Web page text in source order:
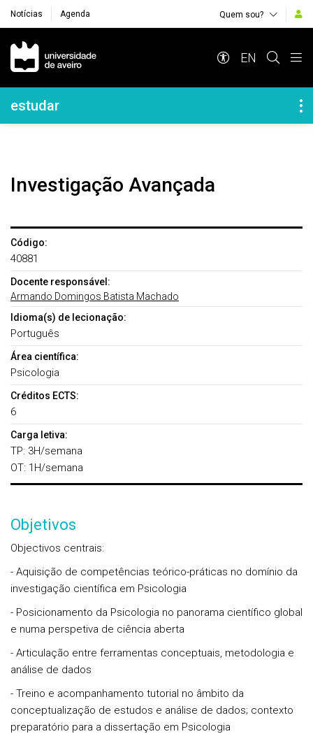
Notícias Agenda Quem sou?
Navegação Principal
EN
Navegação Lateral
estudar
Investigação Avançada
Código:
40881
Docente responsável:
Armando Domingos Batista Machado
Idioma(s) de lecionação:
Português
Área científica:
Psicologia
Créditos ECTS:
6
Carga letiva:
TP: 3H/semana
OT: 1H/semana
Objetivos
Objectivos centrais:
- Aquisição de competências teórico-práticas no domínio da
investigação científica em Psicologia
- Posicionamento da Psicologia no panorama científico global
e numa perspetiva de ciência aberta
- Articulação entre ferramentas conceptuais, metodologia e
análise de dados
- Treino e acompanhamento tutorial no âmbito da
conceptualização de estudos e análise de dados; contexto
preparatório para a dissertação em Psicologia